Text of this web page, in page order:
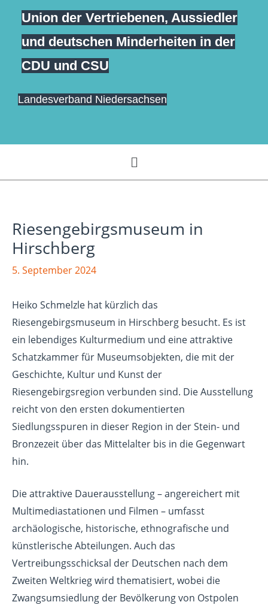
springen
Inhalt
springen
Union der Vertriebenen, Aussiedler
und deutschen Minderheiten in der
CDU und CSU
Landesverband Niedersachsen
Menü
Riesengebirgsmuseum in
Hirschberg
5. September 2024
Heiko Schmelzle hat kürzlich das
Riesengebirgsmuseum in Hirschberg besucht. Es ist
ein lebendiges Kulturmedium und eine attraktive
Schatzkammer für Museumsobjekten, die mit der
Geschichte, Kultur und Kunst der
Riesengebirgsregion verbunden sind. Die Ausstellung
reicht von den ersten dokumentierten
Siedlungsspuren in dieser Region in der Stein- und
Bronzezeit über das Mittelalter bis in die Gegenwart
hin.
Die attraktive Dauerausstellung – angereichert mit
Multimediastationen und Filmen – umfasst
archäologische, historische, ethnografische und
künstlerische Abteilungen. Auch das
Vertreibungsschicksal der Deutschen nach dem
Zweiten Weltkrieg wird thematisiert, wobei die
Zwangsumsiedlung der Bevölkerung von Ostpolen